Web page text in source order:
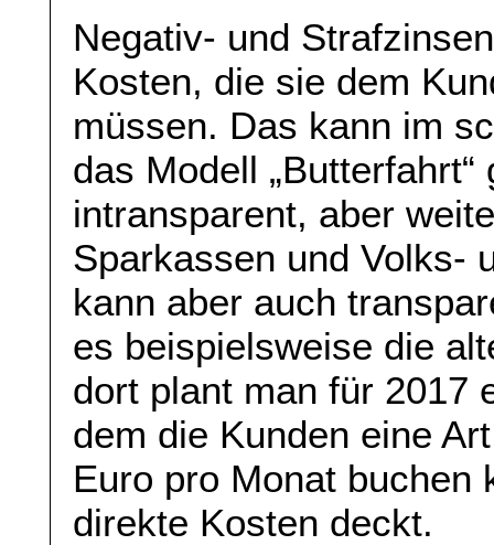
Negativ- und
Kosten, die sie dem
müssen. Das kann im
das Modell
intransparent, aber
Sparkassen und Volks-
kann aber auch
es beispielsweise die
dort plant man für 2017
dem die Kunden eine
Euro pro Monat buchen
direkte Kosten deckt.